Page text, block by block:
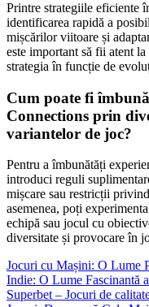
Printre strategiile eficiente
identificarea rapidă a
mișcărilor viitoare și
este important să fii atent
strategia în funcție de
Cum poate fi
Connections prin
variantelor de joc?
Pentru a îmbunătăți
introduci reguli
mișcare sau restricții
asemenea, poți
echipă sau jocul cu
diversitate și provocare în
Jocuri cu Mașini: O Lume
Indie: O Lume Fascinantă
Superbet – Jocuri de